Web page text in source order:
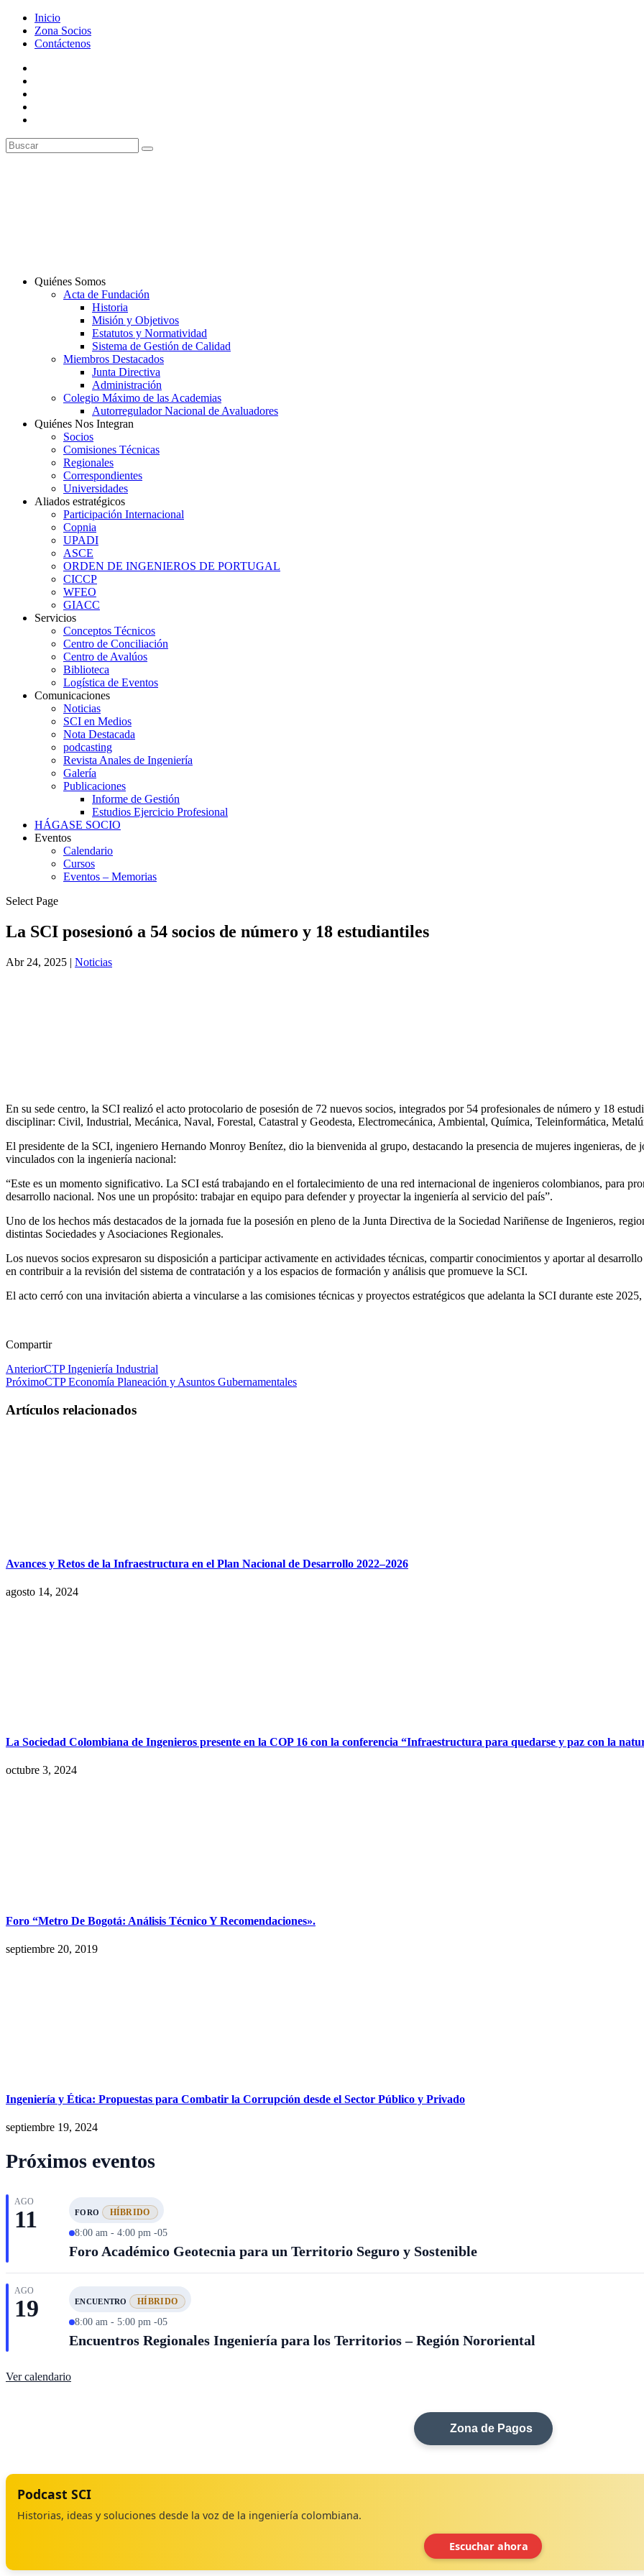
Inicio
Zona Socios
Contáctenos
Quiénes Somos
Acta de Fundación
Historia
Misión y Objetivos
Estatutos y Normatividad
Sistema de Gestión de Calidad
Miembros Destacados
Junta Directiva
Administración
Colegio Máximo de las Academias
Autorregulador Nacional de Avaluadores
Quiénes Nos Integran
Socios
Comisiones Técnicas
Regionales
Correspondientes
Universidades
Aliados estratégicos
Participación Internacional
Copnia
UPADI
ASCE
ORDEN DE INGENIEROS DE PORTUGAL
CICCP
WFEO
GIACC
Servicios
Conceptos Técnicos
Centro de Conciliación
Centro de Avalúos
Biblioteca
Logística de Eventos
Comunicaciones
Noticias
SCI en Medios
Nota Destacada
podcasting
Revista Anales de Ingeniería
Galería
Publicaciones
Informe de Gestión
Estudios Ejercicio Profesional
HÁGASE SOCIO
Eventos
Calendario
Cursos
Eventos – Memorias
Select Page
La SCI posesionó a 54 socios de número y 18 estudiantiles
Abr 24, 2025 | Noticias
En su sede centro, la SCI realizó el acto protocolario de posesión de 72 nuevos socios, integrados por 54 profesionales de número y 18
disciplinar: Civil, Industrial, Mecánica, Naval, Forestal, Catastral y Geodesta, Electromecánica, Ambiental, Química, Teleinformática,
El presidente de la SCI, ingeniero Hernando Monroy Benítez, dio la bienvenida al grupo, destacando la presencia de mujeres ingenieras,
vinculados con la ingeniería nacional:
“Este es un momento significativo. La SCI está trabajando en el fortalecimiento de una red internacional de ingenieros colombianos, para
desarrollo nacional. Nos une un propósito: trabajar en equipo para defender y proyectar la ingeniería al servicio del país”.
Uno de los hechos más destacados de la jornada fue la posesión en pleno de la Junta Directiva de la Sociedad Nariñense de Ingenieros,
distintas Sociedades y Asociaciones Regionales.
Los nuevos socios expresaron su disposición a participar activamente en actividades técnicas, compartir conocimientos y aportar al
en contribuir a la revisión del sistema de contratación y a los espacios de formación y análisis que promueve la SCI.
El acto cerró con una invitación abierta a vincularse a las comisiones técnicas y proyectos estratégicos que adelanta la SCI durante este
Compartir
AnteriorCTP Ingeniería Industrial
PróximoCTP Economía Planeación y Asuntos Gubernamentales
Artículos relacionados
Avances y Retos de la Infraestructura en el Plan Nacional de Desarrollo 2022–2026
agosto 14, 2024
La Sociedad Colombiana de Ingenieros presente en la COP 16 con la conferencia “Infraestructura para quedarse y paz con la
octubre 3, 2024
Foro “Metro De Bogotá: Análisis Técnico Y Recomendaciones».
septiembre 20, 2019
Ingeniería y Ética: Propuestas para Combatir la Corrupción desde el Sector Público y Privado
septiembre 19, 2024
Próximos eventos
AGO
11 FORO HÍBRIDO
8:00 am - 4:00 pm -05
Foro Académico Geotecnia para un Territorio Seguro y Sostenible
AGO
19 ENCUENTRO HÍBRIDO
8:00 am - 5:00 pm -05
Encuentros Regionales Ingeniería para los Territorios – Región Nororiental
Ver calendario
Zona de Pagos
Podcast SCI
Historias, ideas y soluciones desde la voz de la ingeniería colombiana.
Escuchar ahora